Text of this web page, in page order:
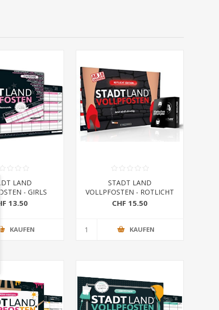
LAND
- GIRLS
13.50
KAUFEN
STADT LAND
VOLLPFOSTEN - ROTLICHT
EDITION
CHF 15.50
KAUFEN